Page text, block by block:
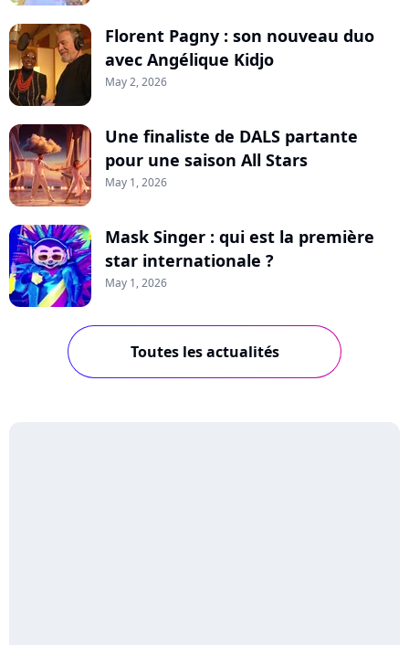
Florent Pagny : son nouveau duo
avec Angélique Kidjo
May 2, 2026
Une finaliste de DALS partante
pour une saison All Stars
May 1, 2026
Mask Singer : qui est la première
star internationale ?
May 1, 2026
Toutes les actualités